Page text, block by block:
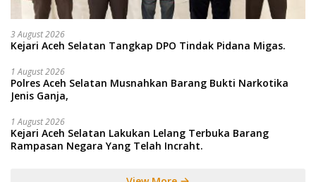
3 August 2026
Kejari Aceh Selatan Tangkap DPO Tindak Pidana Migas.
1 August 2026
Polres Aceh Selatan Musnahkan Barang Bukti Narkotika
Jenis Ganja,
1 August 2026
Kejari Aceh Selatan Lakukan Lelang Terbuka Barang
Rampasan Negara Yang Telah Incraht.